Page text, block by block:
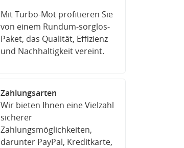
Mit Turbo-Mot profitieren Sie
von einem Rundum-sorglos-
Paket, das Qualität, Effizienz
und Nachhaltigkeit vereint.
Zahlungsarten
Wir bieten Ihnen eine Vielzahl
sicherer
Zahlungsmöglichkeiten,
darunter PayPal, Kreditkarte,